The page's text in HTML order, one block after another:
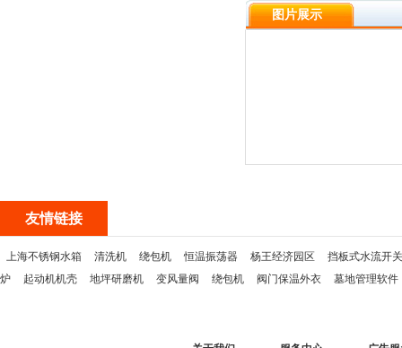
图片展示
友情链接
上海不锈钢水箱 清洗机 绕包机 恒温振荡器 杨王经济园区
挡板式水流开关
炉
起动机机壳 地坪研磨机 变风量阀 绕包机 阀门保温外衣 墓地管理软件